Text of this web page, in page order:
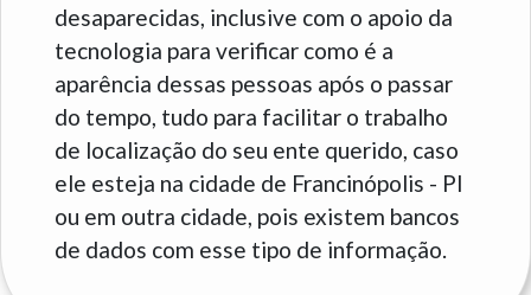
desaparecidas, inclusive com o apoio da
tecnologia para verificar como é a
aparência dessas pessoas após o passar
do tempo, tudo para facilitar o trabalho
de localização do seu ente querido, caso
ele esteja na cidade de Francinópolis - PI
ou em outra cidade, pois existem bancos
de dados com esse tipo de informação.